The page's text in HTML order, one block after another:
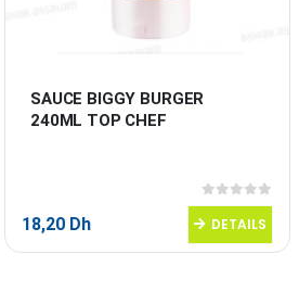
SAUCE BIGGY BURGER
240ML TOP CHEF
0sur 5
18,20 Dh DETAILS